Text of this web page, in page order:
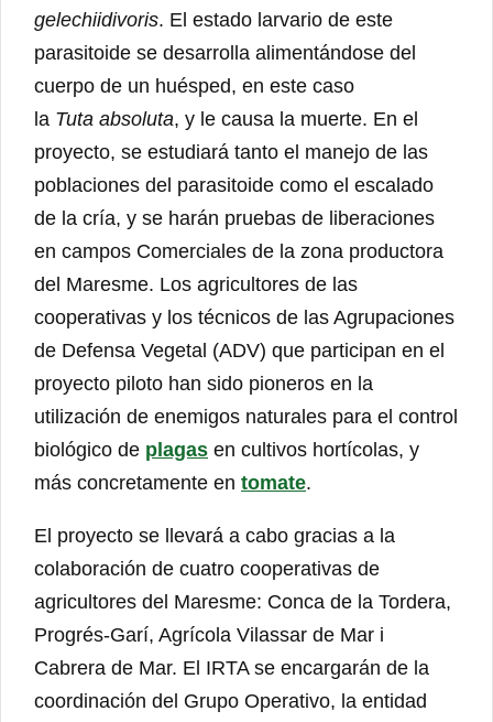
gelechiidivoris. El estado larvario de este
parasitoide se desarrolla alimentándose del
cuerpo de un huésped, en este caso
la Tuta absoluta, y le causa la muerte. En el
proyecto, se estudiará tanto el manejo de las
poblaciones del parasitoide como el escalado
de la cría, y se harán pruebas de liberaciones
en campos Comerciales de la zona productora
del Maresme. Los agricultores de las
cooperativas y los técnicos de las Agrupaciones
de Defensa Vegetal (ADV) que participan en el
proyecto piloto han sido pioneros en la
utilización de enemigos naturales para el control
biológico de plagas en cultivos hortícolas, y
más concretamente en tomate.
El proyecto se llevará a cabo gracias a la
colaboración de cuatro cooperativas de
agricultores del Maresme: Conca de la Tordera,
Progrés-Garí, Agrícola Vilassar de Mar i
Cabrera de Mar. El IRTA se encargarán de la
coordinación del Grupo Operativo, la entidad